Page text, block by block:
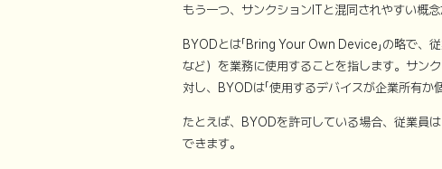
もう一つ、サンクションITと混同されやすい概念が
BYODとは「Bring Your Own Device」の略で、
など）を業務に使用することを指します。サン
対し、BYODは「使用するデバイスが企業所有か
たとえば、BYODを許可している場合、従業員
できます。